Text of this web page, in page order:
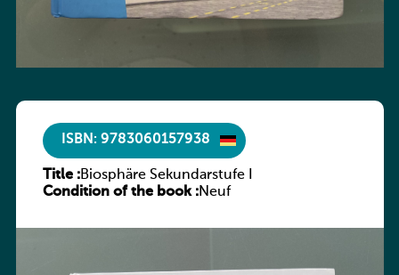
ISBN: 9783060157938
Title :Biosphäre Sekundarstufe I
Condition of the book :Neuf